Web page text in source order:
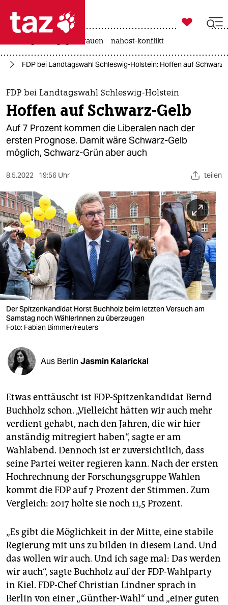
 taz zahl ich
taz zahl ich
themen
politik
öko
gesellschaft
sport
berlin
nord
wahrheit
verlag
verlag
shop
fragen & hilfe
unterstützen
abo
genossenschaft
epaper login

taz zahl ich
gewalt gegen frauen nahost-konflikt
FDP bei Landtagswahl Schleswig-Holstein: Hoffen auf Schwarz-
FDP bei Landtagswahl Schleswig-Holstein
Hoffen auf Schwarz-Gelb
Auf 7 Prozent kommen die Liberalen nach der
ersten Prognose. Damit wäre Schwarz-Gelb
möglich, Schwarz-Grün aber auch
8.5.2022 19:56 Uhr teilen
Der Spitzenkandidat Horst Buchholz beim letzten Versuch am
Samstag noch WählerInnen zu überzeugen
Foto: Fabian Bimmer/reuters
Aus Berlin Jasmin Kalarickal
Etwas enttäuscht ist FDP-Spitzenkandidat Bernd
Buchholz schon. „Vielleicht hätten wir auch mehr
verdient gehabt, nach den Jahren, die wir hier
anständig mitregiert haben“, sagte er am
Wahlabend. Dennoch ist er zuversichtlich, dass
seine Partei weiter regieren kann. Nach der ersten
Hochrechnung der Forschungsgruppe Wahlen
kommt die FDP auf 7 Prozent der Stimmen. Zum
Vergleich: 2017 holte sie noch 11,5 Prozent.
„Es gibt die Möglichkeit in der Mitte, eine stabile
Regierung mit uns zu bilden in diesem Land. Und
das wollen wir auch. Und ich sage mal: Das werden
wir auch“, sagte Buchholz auf der FDP-Wahlparty
in Kiel. FDP-Chef Christian Lindner sprach in
Berlin von einer „Günther-Wahl“ und „einer guten